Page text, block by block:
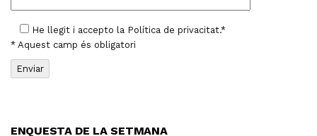
He llegit i accepto la Política de privacitat.*
* Aquest camp és obligatori
ENQUESTA DE LA SETMANA